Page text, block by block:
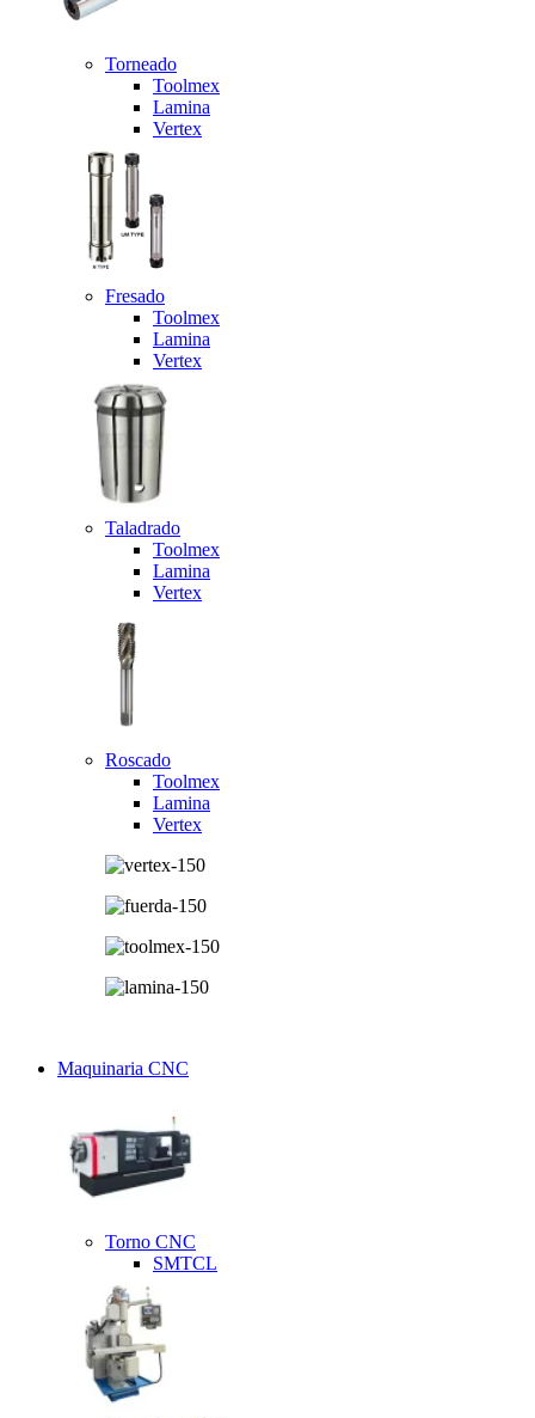
Torneado
Toolmex
Lamina
Vertex
Fresado
Toolmex
Lamina
Vertex
Taladrado
Toolmex
Lamina
Vertex
Roscado
Toolmex
Lamina
Vertex
Maquinaria CNC
Torno CNC
SMTCL